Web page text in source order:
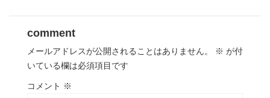
comment
メールアドレスが公開されることはありません。 ※ が付
いている欄は必須項目です
コメント ※